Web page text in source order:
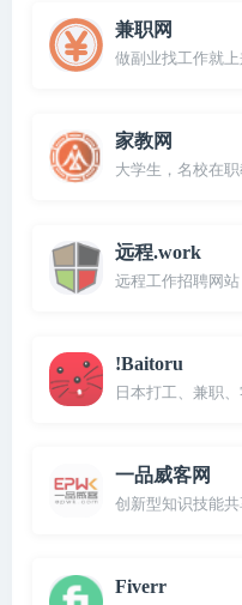
兼职网
做副业找工作就上
家教网
大学生，名校在
远程.work
远程工作招聘网站
!Baitoru
日本打工、兼职
一品威客网
创新型知识技能
Fiverr